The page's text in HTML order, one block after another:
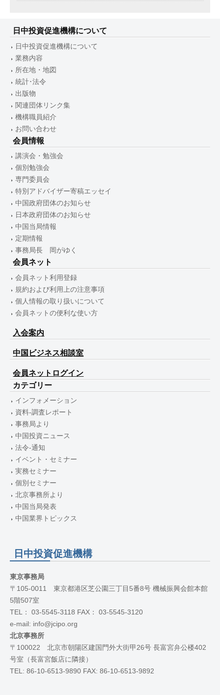
日中投資促進機構について
日中投資促進機構について
業務内容
所在地・地図
統計･法令
出版物
関連団体リンク集
機構職員紹介
お問い合わせ
会員情報
講演会・勉強会
個別勉強会
専門委員会
特別アドバイザー寄稿エッセイ
中国政府団体のお知らせ
日本政府団体のお知らせ
中国当局情報
定期情報
事務局長 岡がゆく
会員ネット
会員ネット利用登録
規約および利用上の注意事項
個人情報の取り扱いについて
会員ネットの便利な使い方
入会案内
中国ビジネス相談室
会員ネットログイン
カテゴリー
インフォメーション
資料-調査レポート
事務局より
中国投資ニュース
法令-通知
イベント・セミナー
実務セミナー
個別セミナー
北京事務所より
中国当局発表
中国業界トピックス
日中投資促進機構
東京事務局
〒105-0011 東京都港区芝公園三丁目5番8号 機械振興会館本館
5階507室
TEL： 03-5545-3118 FAX： 03-5545-3120
e-mail: info@jcipo.org
北京事務所
〒100022 北京市朝陽区建国門外大街甲26号 長富宮弁公楼402
号室（長富宮飯店に隣接）
TEL: 86-10-6513-9890 FAX: 86-10-6513-9892